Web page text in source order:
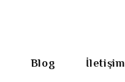
Blog İletişim